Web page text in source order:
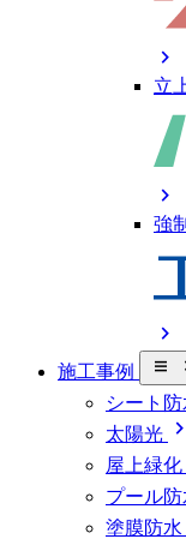
chevron_right
立
chevron_right
強
chevron_right
施工事例
シート防
太陽光 chevron_right
屋上緑化
プール防
塗膜防水